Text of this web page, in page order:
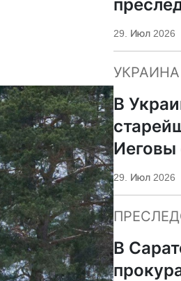
ПЦУ
29. Июл 2026
УКРАИНА
В
Иеговы
29. Июл 2026
В